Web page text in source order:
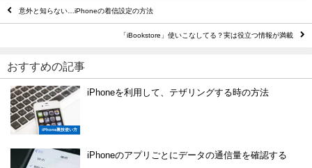
意外と知らない…iPhoneの着信設定の方法
「iBookstore」使いこなしてる？実は役立つ情報が満載
おすすめの記事
iPhone裏技使い方
iPhoneを利用して、テザリングする時の方法
iPhoneのアプリごとにデータの通信量を確認する